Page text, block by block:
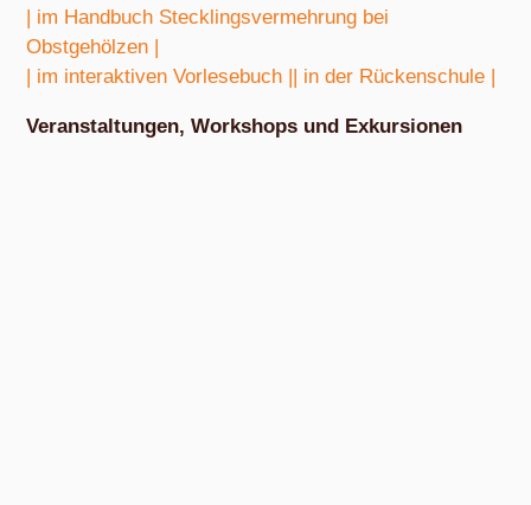
| im Handbuch Stecklingsvermehrung bei
Obstgehölzen |
| im interaktiven Vorlesebuch || in der Rückenschule |
Veranstaltungen, Workshops und Exkursionen